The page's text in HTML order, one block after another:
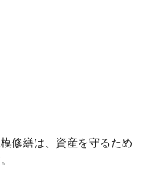
修繕は、資産を守るため